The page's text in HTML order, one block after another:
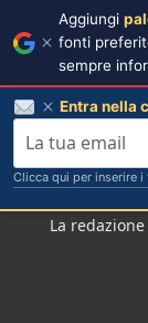
La redazione
Aggiungi
fonti
sempre
Entra nella
Clicca qui per inserire i